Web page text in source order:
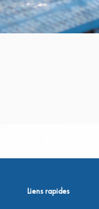
Liens rapides